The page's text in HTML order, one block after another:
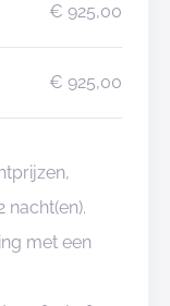
€ 925,00
€ 925,00
met een